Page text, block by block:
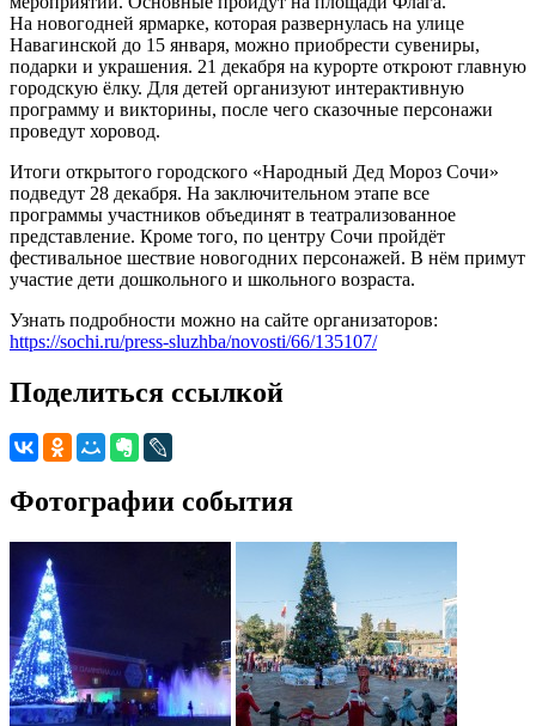
На новогодней ярмарке, которая развернулась на улице
Навагинской до 15 января, можно приобрести сувениры,
подарки и украшения. 21 декабря на курорте откроют главную
городскую ёлку. Для детей организуют интерактивную
программу и викторины, после чего сказочные персонажи
проведут хоровод.
Итоги открытого городского «Народный Дед Мороз Сочи»
подведут 28 декабря. На заключительном этапе все
программы участников объединят в театрализованное
представление. Кроме того, по центру Сочи пройдёт
фестивальное шествие новогодних персонажей. В нём примут
участие дети дошкольного и школьного возраста.
Узнать подробности можно на сайте организаторов:
https://sochi.ru/press-sluzhba/novosti/66/135107/
Поделиться ссылкой
Фотографии события